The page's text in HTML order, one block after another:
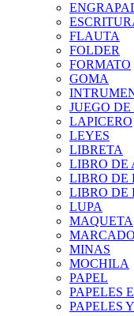
FLAUTA
FOLDER
FORMATO
GOMA
JUEGO DE
LAPICERO
LEYES
LIBRETA
LIBRO DE
LIBRO DE
LIBRO DE
LUPA
MAQUETA
MINAS
MOCHILA
PAPEL
PAPELES
PAPELES